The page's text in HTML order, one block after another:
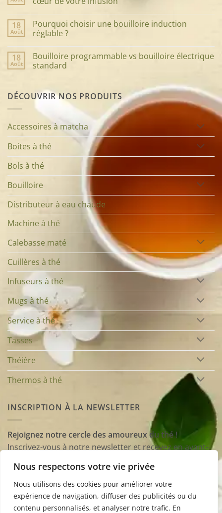
Nous respectons votre vie privée
Nous utilisons des cookies pour améliorer votre
expérience de navigation, diffuser des publicités ou du
contenu personnalisés, et analyser notre trafic. En
ultime
le
service
à
élégance,
style
votre
théière
sur
Tout
savoir
cuillère
à
thé
cœur
de
votre
infusion
18
Août
Pourquoi choisir une bouilloire induction
réglable ?
sur
Pourquoi
choisir
réglable
?
18
Août
Bouilloire programmable vs bouilloire électrique
standard
Bouilloire
programmable
vs
bouilloire
standard
DÉCOUVRIR NOS PRODUITS
Accessoires à matcha
Boites à thé
Bols à thé
Bouilloire
Distributeur à eau chaude
Machine à thé
Calebasse maté
Cuillères à thé
Infuseurs à thé
Mugs à thé
Service à thé
Tasses
Théière
Thermos à thé
INSCRIPTION À LA NEWSLETTER
Rejoignez notre cercle des amoureux du thé !
Inscrivez-vous à notre newsletter et recevez en avant-
d’accessoires pour enrichir vos dégustations et
transformer chaque tasse en un moment unique.